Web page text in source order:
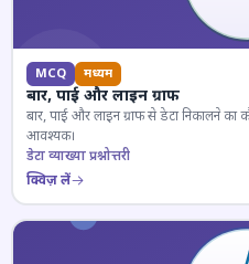
MCQ मध्यम
बार, पाई और लाइन ग्राफ
बार, पाई और लाइन ग्राफ से डेटा निकालने का
आवश्यक।
डेटा व्याख्या प्रश्नोत्तरी
क्विज़ लें